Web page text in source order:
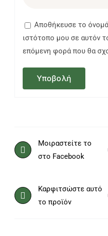
Αποθήκευσε το
ιστότοπο μου σε αυτόν
επόμενη φορά που θα
Μοιραστείτε το
στο Facebook
Καρφιτσώστε αυτό
το προϊόν